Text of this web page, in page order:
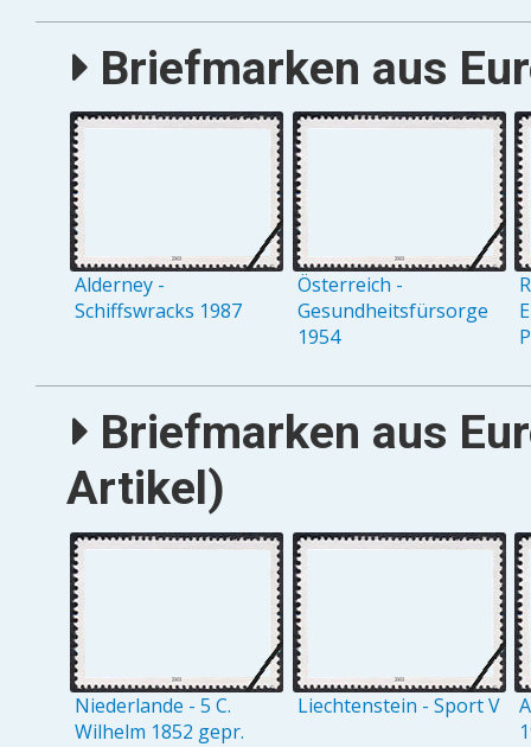
Briefmarken aus
Alderney -
Schiffswracks 1987
Österreich -
Gesundheitsfürsorge
1954
Briefmarken aus
Artikel)
Niederlande - 5 C.
Wilhelm 1852 gepr.
Liechtenstein - Sport V